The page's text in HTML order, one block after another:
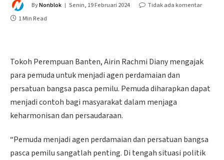
ByNonblok Senin, 19 Februari 2024
Tidak ada komentar
1 Min Read
Tokoh Perempuan Banten, Airin Rachmi Diany mengajak
para pemuda untuk menjadi agen perdamaian dan
persatuan bangsa pasca pemilu. Pemuda diharapkan dapat
menjadi contoh bagi masyarakat dalam menjaga
keharmonisan dan persaudaraan.
“Pemuda menjadi agen perdamaian dan persatuan bangsa
pasca pemilu sangatlah penting. Di tengah situasi politik